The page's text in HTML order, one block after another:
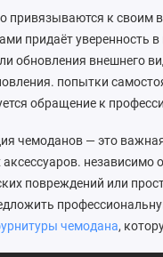
привязываются к своим
придаёт уверенность
обновления внешнего
попытки
обращение к
чемоданов — это
независимо
повреждений или
чемодана,